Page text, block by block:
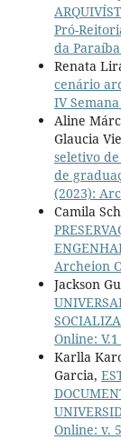
Pró-
da Paraíba
Renata
cenário
IV
Aline
Glaucia
seletivo
de
(2023):
Camila
Archeion
Jackson
Online:
Karlla
Garcia,
Online: v.